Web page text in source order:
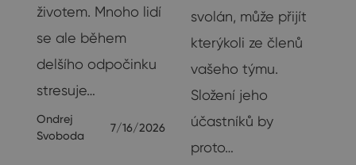
životem. Mnoho lidí
se ale během
delšího odpočinku
stresuje…
Ondrej
Svoboda
7/16/2026
svolán, může přijít
kterýkoli ze členů
vašeho týmu.
Složení jeho
účastníků by
proto…